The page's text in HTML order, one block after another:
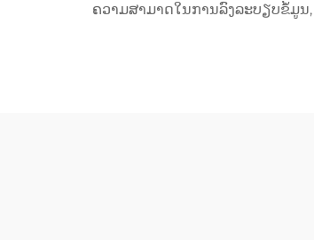
ຄວາມສາມາດໃນການລົງລະບຽບຂໍ້ມູ